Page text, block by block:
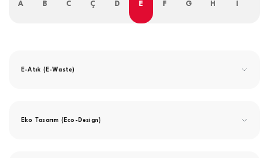
A B C Ç D E F G H
E-Atık (E-Waste)
Eko Tasarım (Eco-Design)